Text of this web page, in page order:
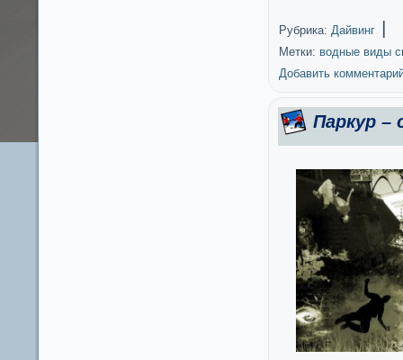
Рубрика: Дайвинг |
Метки: водные виды
Добавить
Паркур –